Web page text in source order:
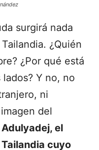
surgirá nada
¿Quién
¿Por qué está
Y no, no
ni
del
el
cuyo